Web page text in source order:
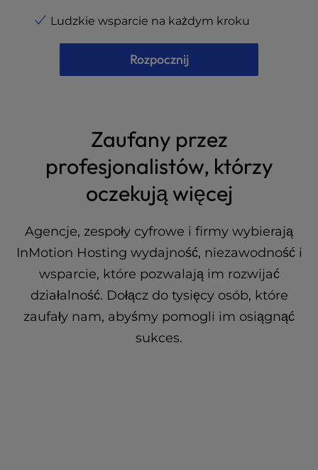
Ludzkie wsparcie na każdym kroku
Rozpocznij
Zaufany przez
profesjonalistów, którzy
oczekują więcej
Agencje, zespoły cyfrowe i firmy wybierają
InMotion Hosting wydajność, niezawodność i
wsparcie, które pozwalają im rozwijać
działalność. Dołącz do tysięcy osób, które
zaufały nam, abyśmy pomogli im osiągnąć
sukces.